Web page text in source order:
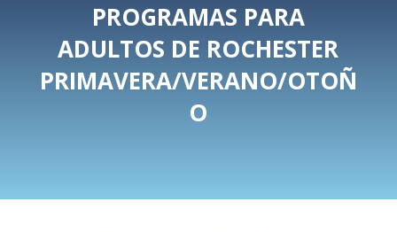
PROGRAMAS PARA
ADULTOS DE ROCHESTER
PRIMAVERA/VERANO/OTOÑ
O